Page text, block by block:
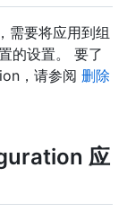
要将应用到组
的设置。 要了
，请参阅 删除
应